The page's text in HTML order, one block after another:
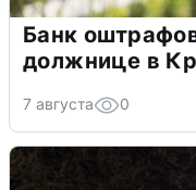
Банк
должнице в
7 августа 0